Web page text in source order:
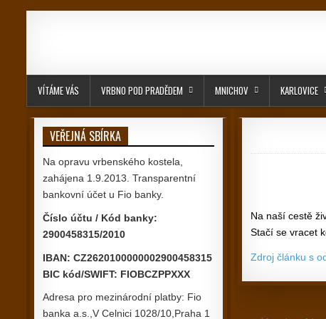
VÍTÁME VÁS VRBNO POD PRADĚDEM MNICHOV KARLOVICE
Na naší cestě
Stačí se vracet
Zdroj článku s
VEŘEJNÁ SBÍRKA
Na opravu vrbenského kostela,
zahájena 1.9.2013. Transparentní
bankovní účet u Fio banky.
Číslo účtu / Kód banky:
2900458315/2010
IBAN: CZ2620100000002900458315
BIC kód/SWIFT: FIOBCZPPXXX
Adresa pro mezinárodní platby: Fio
banka a.s.,V Celnici 1028/10,Praha 1